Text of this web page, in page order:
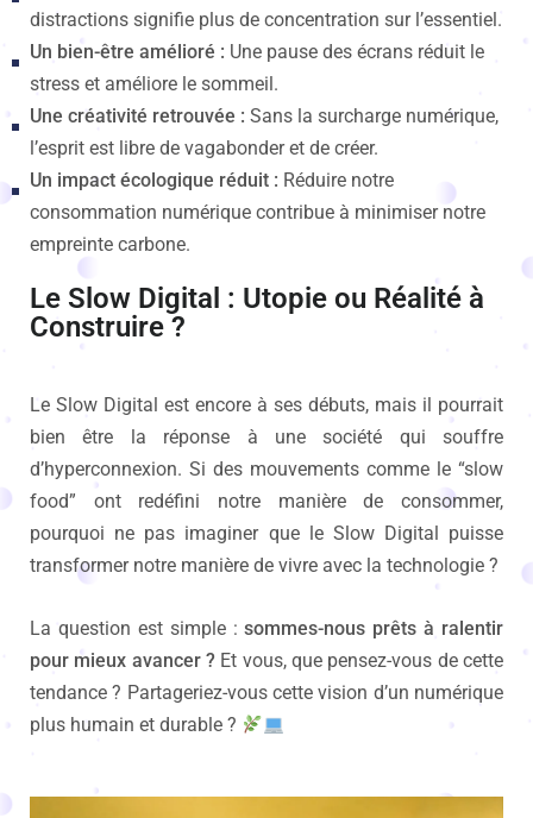
distractions signifie plus de concentration sur l’essentiel.
Un bien-être amélioré : Une pause des écrans réduit le
stress et améliore le sommeil.
Une créativité retrouvée : Sans la surcharge numérique,
l’esprit est libre de vagabonder et de créer.
Un impact écologique réduit : Réduire notre
consommation numérique contribue à minimiser notre
empreinte carbone.
Le Slow Digital : Utopie ou Réalité à
Construire ?
Le Slow Digital est encore à ses débuts, mais il pourrait
bien être la réponse à une société qui souffre
d’hyperconnexion. Si des mouvements comme le “slow
food” ont redéfini notre manière de consommer,
pourquoi ne pas imaginer que le Slow Digital puisse
transformer notre manière de vivre avec la technologie ?
La question est simple :sommes-nous prêts à ralentir
pour mieux avancer ? Et vous, que pensez-vous de cette
tendance ? Partageriez-vous cette vision d’un numérique
plus humain et durable ?